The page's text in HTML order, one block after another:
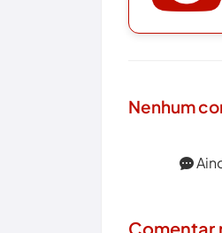
Nenhum
Comentar